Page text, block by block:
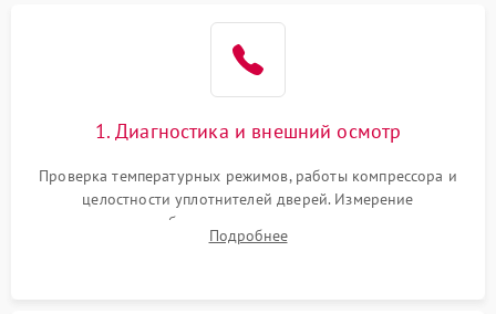
1. Диагностика и внешний осмотр
Проверка температурных режимов, работы компрессора и
целостности уплотнителей дверей. Измерение
сопротивления обмоток мотора, проверка термостата и
считывание кодов ошибок с электронного дисплея.
Подробнее